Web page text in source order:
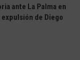
ante La Palma en
de Diego